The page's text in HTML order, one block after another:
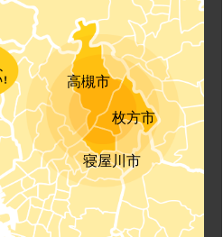
高槻市
枚方市
寝屋川市